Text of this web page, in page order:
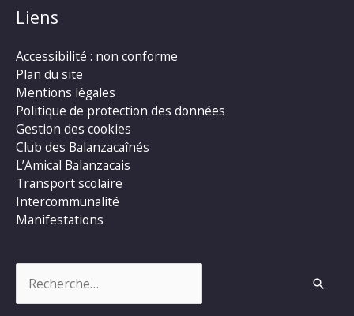
Liens
Accessibilité : non conforme
Plan du site
Mentions légales
Politique de protection des données
Gestion des cookies
Club des Balanzacaînés
L’Amical Balanzacais
Transport scolaire
Intercommunalité
Manifestations